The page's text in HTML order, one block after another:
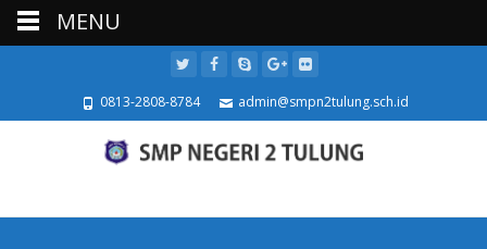
0813-2808-8784 admin@smpn2tulung.sch.id
MENU